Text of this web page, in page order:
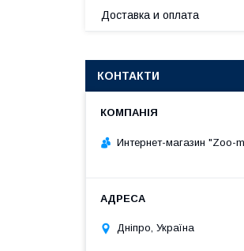
Доставка и оплата
КОНТАКТИ
Интернет-магазин "Zoo-
Дніпро, Україна